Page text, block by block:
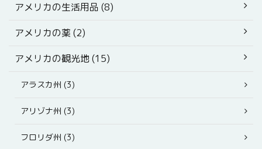
アメリカの生活用品 (8)
アメリカの薬 (2)
アメリカの観光地 (15)
アラスカ州 (3)
アリゾナ州 (3)
フロリダ州 (3)